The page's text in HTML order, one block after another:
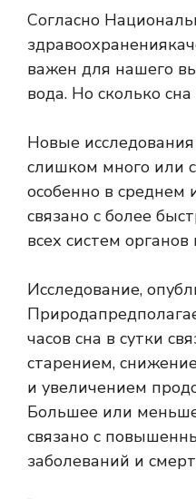
Согласно
здравоохранения
важен для нашего
вода. Но сколько
Новые
слишком много или
особенно в среднем
связано с более
всех систем
Исследование,
Природа
часов сна в сутки
старением,
и увеличением
Большее или
связано с
заболеваний и